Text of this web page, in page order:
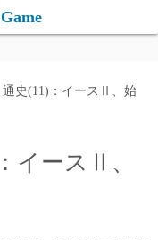
史(11)：イースⅡ、始
イースⅡ、